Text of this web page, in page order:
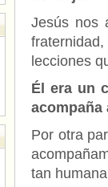
Jesús nos
lecciones
Él era un
acompaña
Por otra
tan